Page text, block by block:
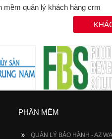
mềm quản lý khách hàng crm
PHẦN MỀM
QUẢN LÝ BẢO HÀNH - AZ